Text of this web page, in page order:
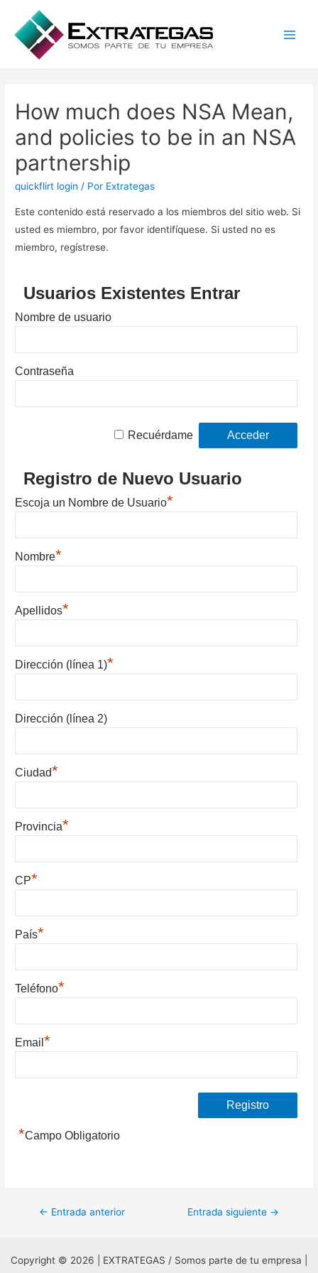
How much does NSA Mean,
and policies to be in an NSA
partnership
quickflirt login / Por Extrategas
Este contenido está reservado a los miembros del sitio web. Si
usted es miembro, por favor identifíquese. Si usted no es
miembro, regístrese.
Usuarios Existentes Entrar
Nombre de usuario
Contraseña
Recuérdame
Registro de Nuevo Usuario
Escoja un Nombre de Usuario*
Nombre*
Apellidos*
Dirección (línea 1)*
Dirección (línea 2)
Ciudad*
Provincia*
CP*
País*
Teléfono*
Email*
*Campo Obligatorio
Navegación
entradas
← Entrada anterior Entrada siguiente →
Copyright © 2026 | EXTRATEGAS / Somos parte de tu empresa |